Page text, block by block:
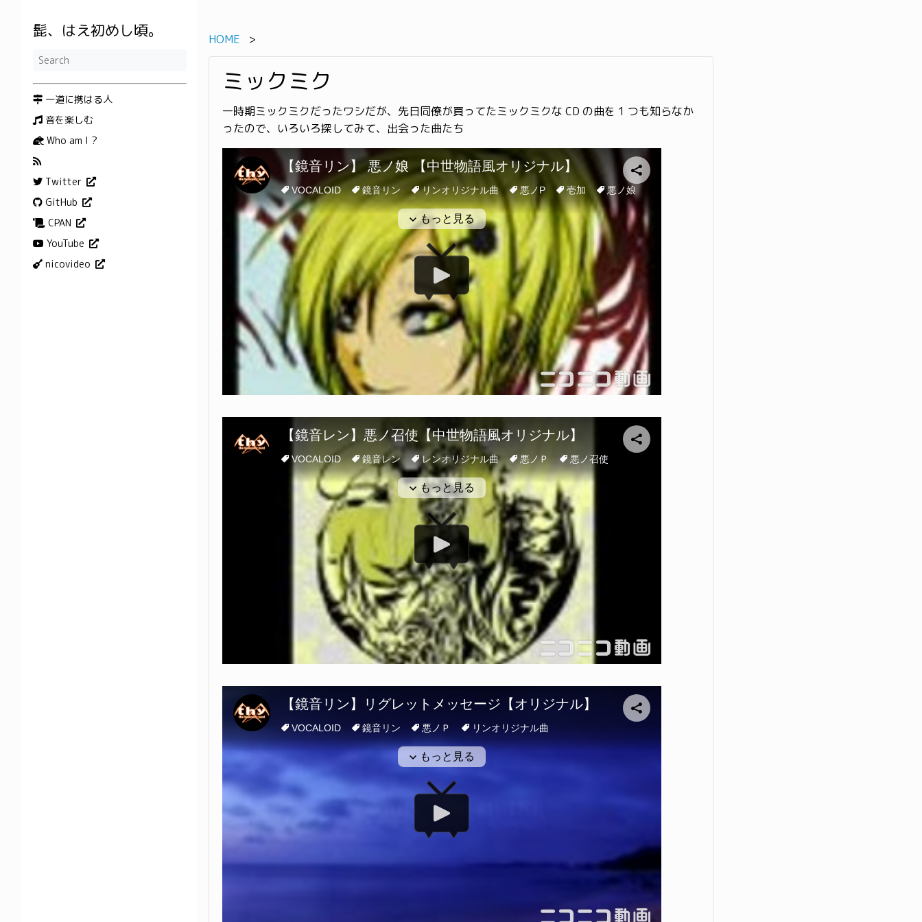
髭、はえ初めし頃。
一道に携はる人
音を楽しむ
Who am I ?
Twitter
GitHub
CPAN
YouTube
nicovideo
HOME
ミックミク
一時期ミックミクだったワシだが、先日同僚が買ってたミックミクな CD の曲を 1 つも知らなか
ったので、いろいろ探してみて、出会った曲たち